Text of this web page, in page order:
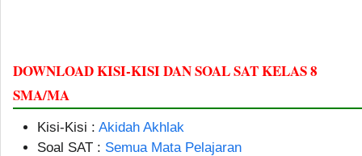
DOWNLOAD KISI-KISI DAN SOAL SAT KELAS 8
SMA/MA
Kisi-Kisi : Akidah Akhlak
Soal SAT : Semua Mata Pelajaran